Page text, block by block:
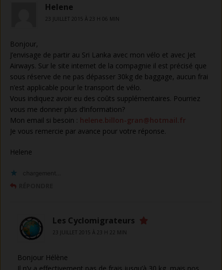
Helene
23 JUILLET 2015 À 23 H 06 MIN
Bonjour,
J’envisage de partir au Sri Lanka avec mon vélo et avec Jet
Airways. Sur le site internet de la compagnie il est précisé que
sous réserve de ne pas dépasser 30kg de baggage, aucun frai
n’est applicable pour le transport de vélo.
Vous indiquez avoir eu des coûts supplémentaires. Pourriez
vous me donner plus d’information?
Mon email si besoin : helene.billon-gran@hotmail.fr
Je vous remercie par avance pour votre réponse.
Helene
chargement…
Les Cyclomigrateurs
23 JUILLET 2015 À 23 H 22 MIN
Bonjour Hélène